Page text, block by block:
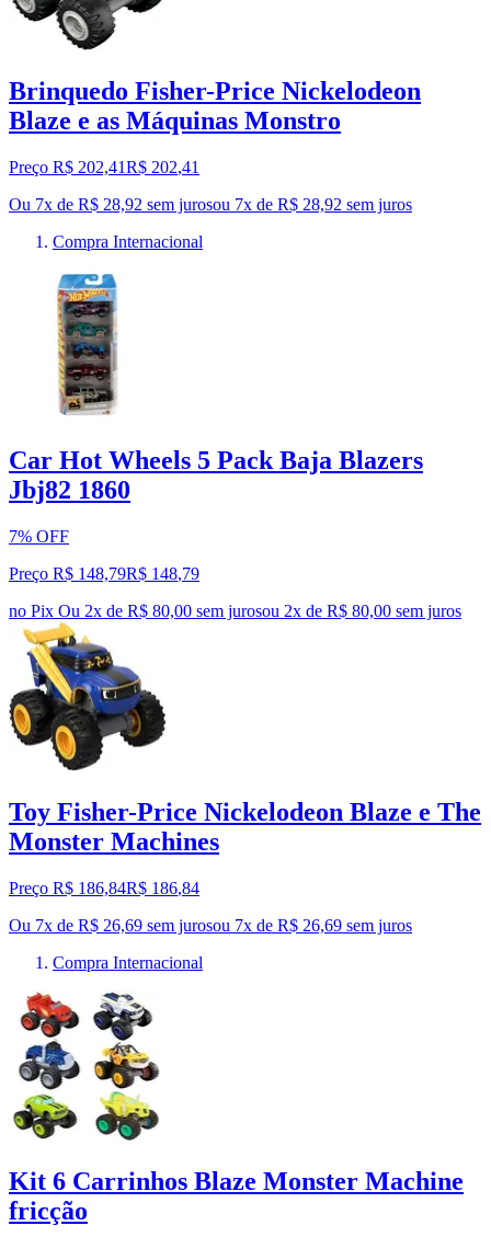
Brinquedo Fisher-Price Nickelodeon
Blaze e as Máquinas Monstro
Preço R$ 202,41R$ 202,41
Ou 7x de R$ 28,92 sem jurosou 7x de R$ 28,92 sem juros
Compra Internacional
Car Hot Wheels 5 Pack Baja Blazers
Jbj82 1860
7% OFF
Preço R$ 148,79R$ 148,79
no Pix Ou 2x de R$ 80,00 sem jurosou 2x de R$ 80,00 sem juros
Toy Fisher-Price Nickelodeon Blaze e The
Monster Machines
Preço R$ 186,84R$ 186,84
Ou 7x de R$ 26,69 sem jurosou 7x de R$ 26,69 sem juros
Compra Internacional
Kit 6 Carrinhos Blaze Monster Machine
fricção